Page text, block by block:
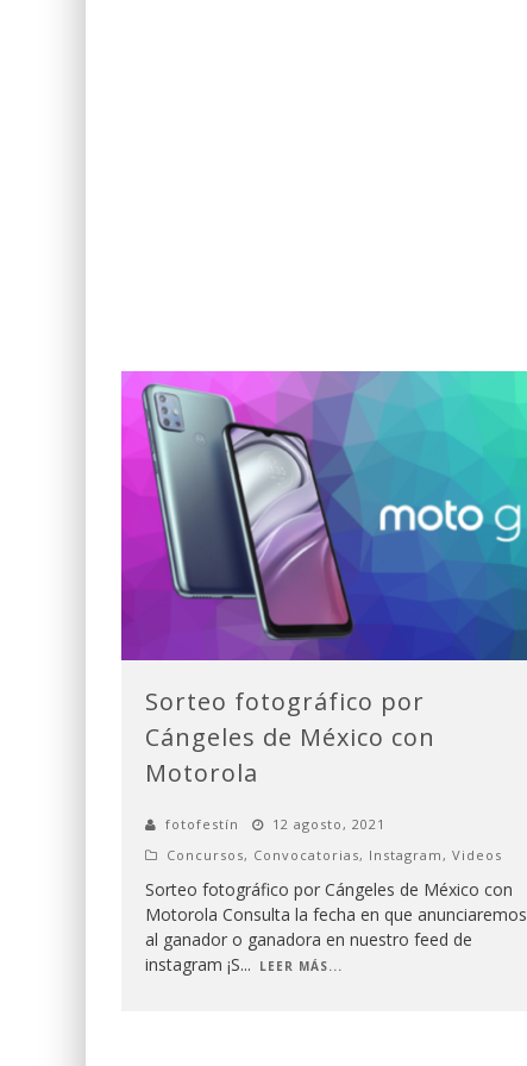
Sorteo fotográfico por
Cángeles de México con
Motorola
fotofestín
12 agosto, 2021
Concursos, Convocatorias, Instagram, Videos
Sorteo fotográfico por Cángeles de México con
Motorola Consulta la fecha en que anunciaremos
al ganador o ganadora en nuestro feed de
instagram ¡S... LEER MÁS...